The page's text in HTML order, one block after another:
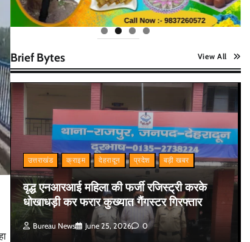
Brief Bytes View All
उत्तराखंड क्राइम देहरादून प्रदेश बड़ी खबर
वृद्ध एनआरआई महिला की फर्जी रजिस्ट्री करके
धोखाधड़ी कर फरार कुख्यात गैंगस्टर गिरफ्तार
Bureau News June 25, 2026 0